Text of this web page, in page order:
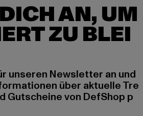
AN, UM
ZU BLEI
unseren Newsletter an und
über aktuelle Tre
Gutscheine von DefShop p